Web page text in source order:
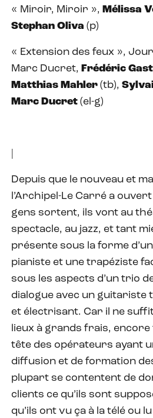
« Miroir, Miroir », Mélissa
Stephan Oliva (p)
« Extension des feux »,
Marc Ducret, Frédéric
Matthias Mahler (tb),
Marc Ducret (el-g)
Depuis que le nouveau et
l’Archipel-Le Carré a
gens sortent, ils vont au
spectacle, au jazz, et tant
présente sous la forme
pianiste et une trapéziste
sous les aspects d’un trio
dialogue avec un guitariste
et électrisant. Car il ne
lieux à grands frais,
tête des opérateurs ayant
diffusion et de formation
plupart se contentent de
clients ce qu’ils sont
qu’ils ont vu ça à la télé ou